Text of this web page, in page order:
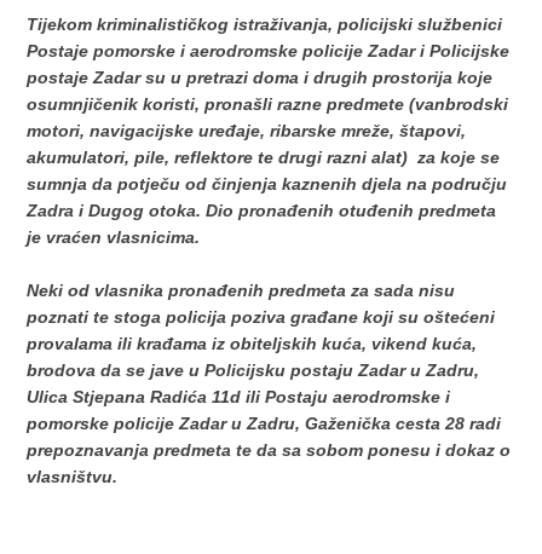
Tijekom kriminalističkog istraživanja, policijski službenici
Postaje pomorske i aerodromske policije Zadar i Policijske
postaje Zadar su u pretrazi doma i drugih prostorija koje
osumnjičenik koristi, pronašli razne predmete (vanbrodski
motori, navigacijske uređaje, ribarske mreže, štapovi,
akumulatori, pile, reflektore te drugi razni alat) za koje se
sumnja da potječu od činjenja kaznenih djela na području
Zadra i Dugog otoka. Dio pronađenih otuđenih predmeta
je vraćen vlasnicima.
Neki od vlasnika pronađenih predmeta za sada nisu
poznati te stoga policija poziva građane koji su oštećeni
provalama ili krađama iz obiteljskih kuća, vikend kuća,
brodova da se jave u Policijsku postaju Zadar u Zadru,
Ulica Stjepana Radića 11d ili Postaju aerodromske i
pomorske policije Zadar u Zadru, Gaženička cesta 28 radi
prepoznavanja predmeta te da sa sobom ponesu i dokaz o
vlasništvu.